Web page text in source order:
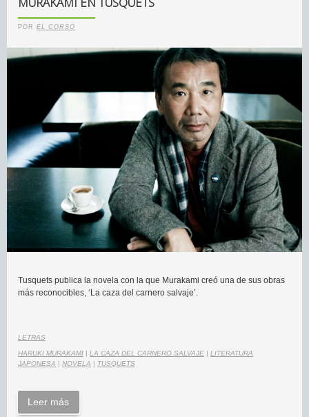
POR EL CORSO
Tusquets publica la novela con la que Murakami creó una de sus obras
más reconocibles, ‘La caza del carnero salvaje’.
LETRAS
HARUKI MURAKAMI | LA CAZA DEL CARNERO SALVAJE | LITERATURA
JAPONESA | NOVELA | TUSQUETS
Leer más